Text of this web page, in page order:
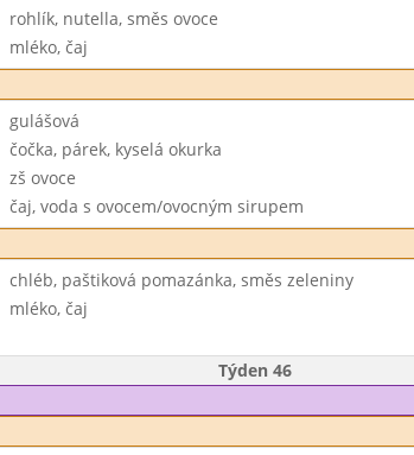
rohlík, nutella, směs ovoce
mléko, čaj
gulášová
čočka, párek, kyselá okurka
zš ovoce
čaj, voda s ovocem/ovocným sirupem
chléb, paštiková pomazánka, směs zeleniny
mléko, čaj
Týden 46